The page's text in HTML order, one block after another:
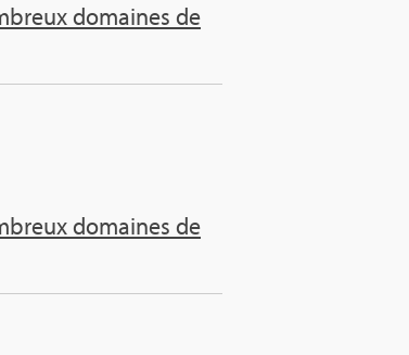
domaines de
domaines de